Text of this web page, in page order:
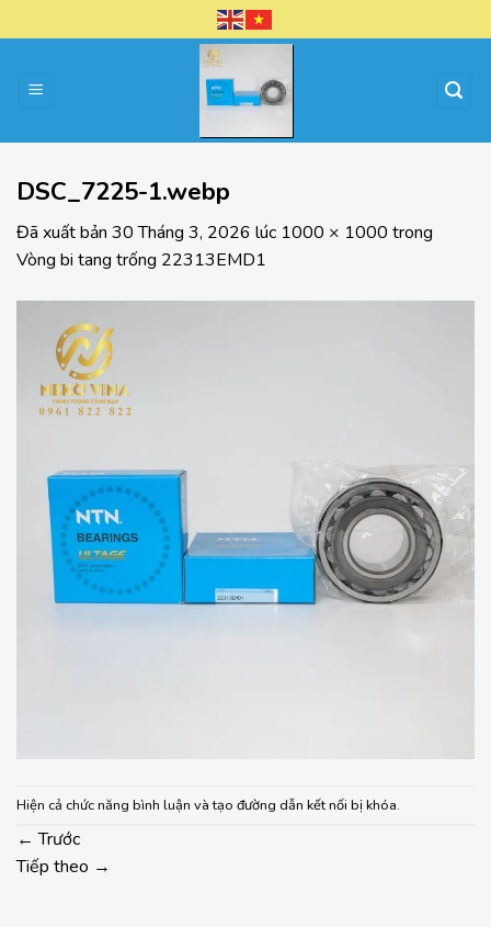
đến
dung
DSC_7225-1.webp
Đã xuất bản 30 Tháng 3, 2026 lúc 1000 × 1000 trong
Vòng bi tang trống 22313EMD1
Hiện cả chức năng bình luận và tạo đường dẫn kết nối bị khóa.
← Trước
Tiếp theo →